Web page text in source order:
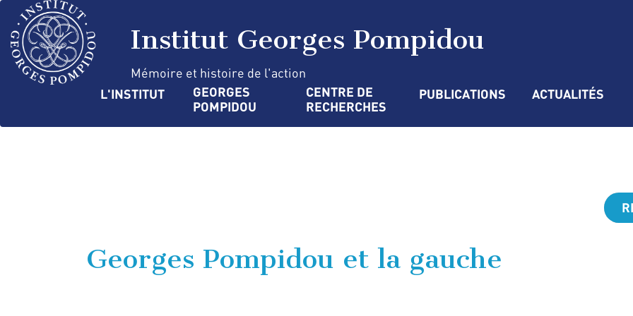
Aller
au
contenu
principal
Institut Georges Pompidou
Mémoire et histoire de l'action
Navigation
L'INSTITUT
GEORGES
POMPIDOU
CENTRE DE
RECHERCHES
PUBLICATIONS ACTUALITÉS
Georges Pompidou et la gauche
Panneau de gestion des cookies